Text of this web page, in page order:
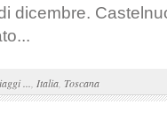
dicembre.
... Italia Toscana